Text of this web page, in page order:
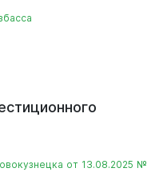
от 13.08.2025 №